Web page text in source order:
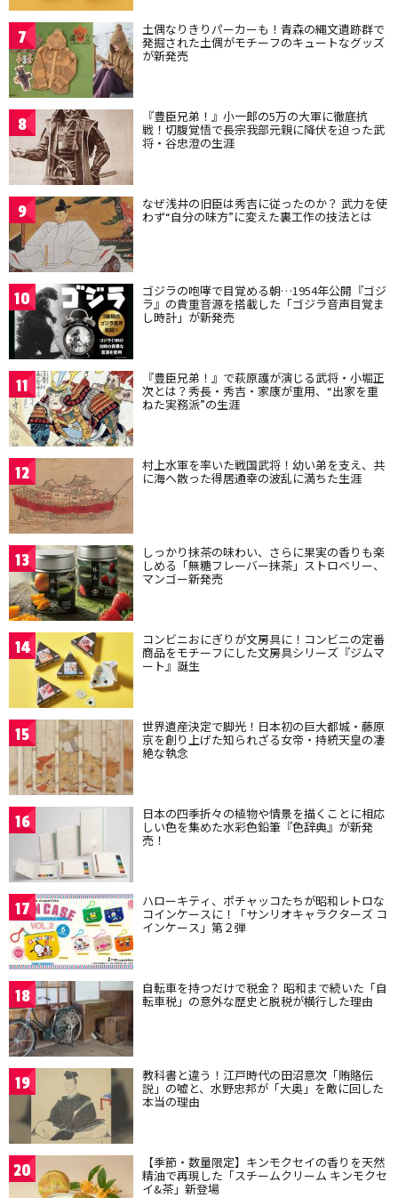
7 土偶なりきりパーカーも！青森の縄文遺跡群で
発掘された土偶がモチーフのキュートなグッズ
が新発売
8 『豊臣兄弟！』小一郎の5万の大軍に徹底抗
戦！切腹覚悟で長宗我部元親に降伏を迫った武
将・谷忠澄の生涯
9 なぜ浅井の旧臣は秀吉に従ったのか？ 武力を使
わず“自分の味方”に変えた裏工作の技法とは
10 ゴジラの咆哮で目覚める朝…1954年公開『ゴジ
ラ』の貴重音源を搭載した「ゴジラ音声目覚ま
し時計」が新発売
11 『豊臣兄弟！』で萩原護が演じる武将・小堀正
次とは？秀長・秀吉・家康が重用、“出家を重
ねた実務派”の生涯
12 村上水軍を率いた戦国武将！幼い弟を支え、共
に海へ散った得居通幸の波乱に満ちた生涯
13 しっかり抹茶の味わい、さらに果実の香りも楽
しめる「無糖フレーバー抹茶」ストロベリー、
マンゴー新発売
14 コンビニおにぎりが文房具に！コンビニの定番
商品をモチーフにした文房具シリーズ『ジムマ
ート』誕生
15 世界遺産決定で脚光！日本初の巨大都城・藤原
京を創り上げた知られざる女帝・持統天皇の凄
絶な執念
16 日本の四季折々の植物や情景を描くことに相応
しい色を集めた水彩色鉛筆『色辞典』が新発
売！
17 ハローキティ、ポチャッコたちが昭和レトロな
コインケースに！「サンリオキャラクターズ コ
インケース」第２弾
18 自転車を持つだけで税金？ 昭和まで続いた「自
転車税」の意外な歴史と脱税が横行した理由
19 教科書と違う！江戸時代の田沼意次「賄賂伝
説」の嘘と、水野忠邦が「大奥」を敵に回した
本当の理由
20 【季節・数量限定】キンモクセイの香りを天然
精油で再現した「スチームクリーム キンモクセ
イ&茶」新登場